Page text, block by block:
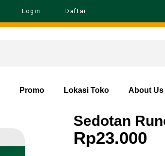
Login Daftar
Promo Lokasi Toko About Us
Sedotan
Rp23.000